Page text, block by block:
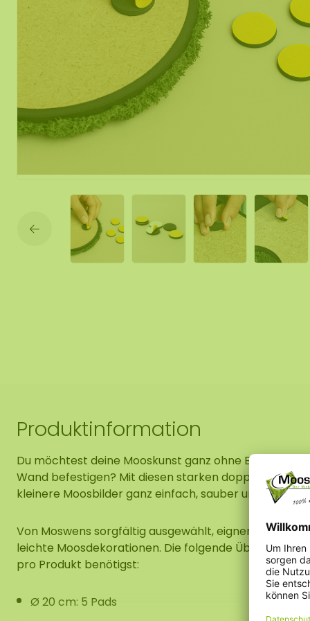
Mobile und
Moos Spiegel
Produktinformation
Du möchtest deine Mooskunst ganz ohne Bohren
Wand befestigen? Mit diesen starken doppelseitigen
kleinere Moosbilder ganz einfach, sauber und präzise
Von Moswens sorgfältig ausgewählt, eignen sich die
leichte Moosdekorationen. Die folgende Übersicht
pro Produkt benötigst:
Ø 20 cm: 5 Pads